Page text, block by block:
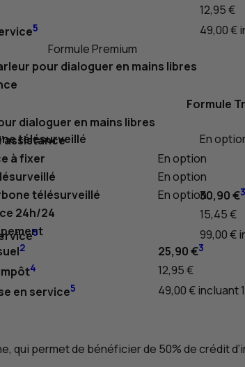
12,95 €
5
49,00 €
Formule Premium
pour dialoguer en mains libres
télésurveillé
En
30,90 €3
15,45 €
5 99,00 €
Formule
dialoguer en mains libres
à fixer
En option
En option
télésurveillé
En option
24h/24
2 25,90 €3
4 12,95 €
en service5 49,00 € incluant
qui permet de bénéficier de 50% de crédit